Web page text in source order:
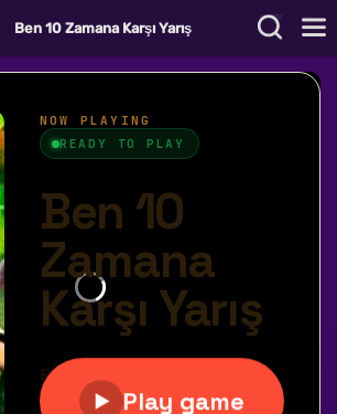
Ben 10 Zamana Karşı Yarış